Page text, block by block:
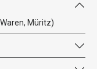
Müritz)